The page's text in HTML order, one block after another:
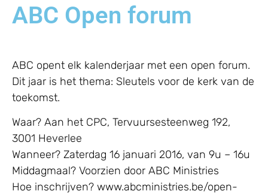
ABC Open forum
ABC opent elk kalenderjaar met een open forum.
Dit jaar is het thema: Sleutels voor de kerk van de
toekomst.
Waar? Aan het CPC, Tervuursesteenweg 192,
3001 Heverlee
Wanneer? Zaterdag 16 januari 2016, van 9u – 16u
Middagmaal? Voorzien door ABC Ministries
Hoe inschrijven? www.abcministries.be/open-